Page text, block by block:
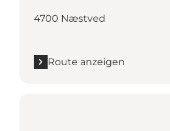
4700 Næstved
Route anzeigen